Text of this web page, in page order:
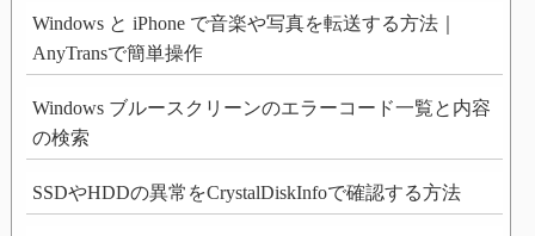
Windows と iPhone で音楽や写真を転送する方法｜
AnyTransで簡単操作
Windows ブルースクリーンのエラーコード一覧と内容
の検索
SSDやHDDの異常をCrystalDiskInfoで確認する方法